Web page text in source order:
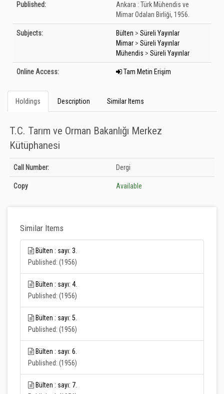
Published: Ankara : Türk Mühendis ve
Mimar Odaları Birliği, 1956.
Subjects: Bülten > Süreli Yayınlar
Mimar > Süreli Yayınlar
Mühendis > Süreli Yayınlar
Online Access: Tam Metin Erişim
Holdings Description Similar Items
T.C. Tarım ve Orman Bakanlığı Merkez
Kütüphanesi
Holdings details from T.C. Tarım ve Orman Bakanlığı Merkez Kütüphanesi:
Unknown
Call Number: Dergi
Copy Available
Similar Items
Bülten : sayı: 3.
Published: (1956)
Bülten : sayı: 4.
Published: (1956)
Bülten : sayı: 5.
Published: (1956)
Bülten : sayı: 6.
Published: (1956)
Bülten : sayı: 7.